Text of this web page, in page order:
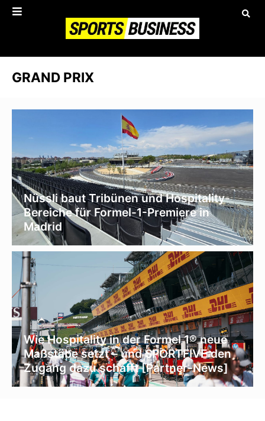
GRAND PRIX
Nüssli baut Tribünen und Hospitality-
Bereiche für Formel-1-Premiere in
Madrid
Wie Hospitality in der Formel 1® neue
Maßstäbe setzt – und SPORTFIVE den
Zugang dazu schafft [Partner-News]